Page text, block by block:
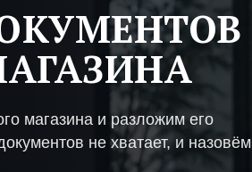
магазина и разложим его
не хватает, и назовём